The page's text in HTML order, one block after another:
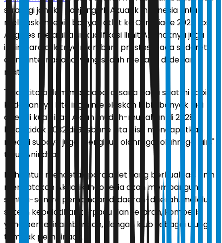
strategi jangka panjang PB Akuatik Indonesia untuk
meloloskan lebih banyak atlet ke Olimpiade 2028 Los
Angeles melalui jalur kualifikasi limit A. Pihaknya juga
ingin para atletnya memburu prestasi pada sederet
ajang internasional yang sudah menanti di depan
mata.
"Jadi, kita belum mencapai di sana pada saat ini tapi
kedepannya kita ingin meloloskan lebih banyak lagi
atlet di kualifikasi A dan mudah-mudahan di 2028,
kalau tidak 2032 di Brisbane kita bisa mendapatkan
medali supaya juga mengikuti olahraga-olahraga lain,"
tutur Anindya.
Nah untuk mencetak para atlet yang berkualitas, Anin
mengatakan Akuatik Indonesia akan membangun
sentra-sentra pembinaan di daerah-daerah, melalui
sistem kepelatihan terpadu dan terarah, kompetisi
yang berkesinambungan, dengan klub sebagai ujung
tombak pembinaan.